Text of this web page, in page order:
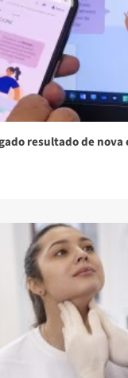
resultado de nova